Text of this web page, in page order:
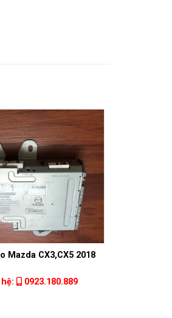
Mazda CX3,CX5 2018
0923.180.889